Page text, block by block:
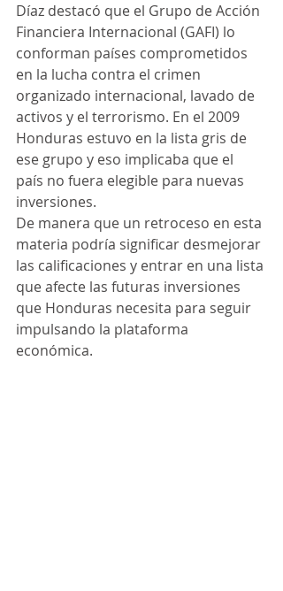
Díaz destacó que el Grupo de Acción
Financiera Internacional (GAFI) lo
conforman países comprometidos
en la lucha contra el crimen
organizado internacional, lavado de
activos y el terrorismo. En el 2009
Honduras estuvo en la lista gris de
ese grupo y eso implicaba que el
país no fuera elegible para nuevas
inversiones.
De manera que un retroceso en esta
materia podría significar desmejorar
las calificaciones y entrar en una lista
que afecte las futuras inversiones
que Honduras necesita para seguir
impulsando la plataforma
económica.